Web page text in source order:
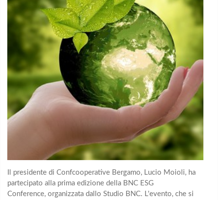
Il presidente di Confcooperative Bergamo, Lucio Moioli, ha
partecipato alla prima edizione della BNC ESG
Conference, organizzata dallo Studio BNC. L'evento, che si